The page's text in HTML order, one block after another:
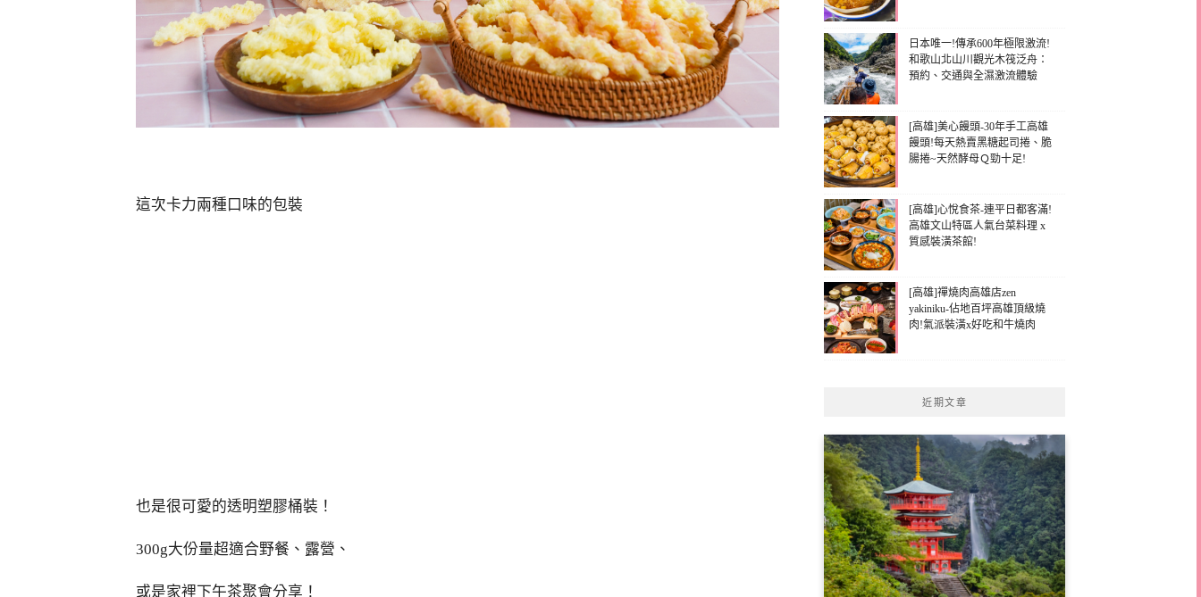
這次卡力兩種口味的包裝
也是很可愛的透明塑膠桶裝！
300g大份量超適合野餐、露營、
或是家裡下午茶聚會分享！
日本唯一!傳承600年極限激流!
和歌山北山川觀光木筏泛舟：
預約、交通與全濕激流體驗
[高雄]美心饅頭-30年手工高雄
饅頭!每天熱賣黑糖起司捲、脆
腸捲~天然酵母Ｑ勁十足!
[高雄]心悅食茶-連平日都客滿!
高雄文山特區人氣台菜料理 x
質感裝潢茶館!
[高雄]禪燒肉高雄店zen
yakiniku-佔地百坪高雄頂級燒
肉!氣派裝潢x好吃和牛燒肉
近期文章